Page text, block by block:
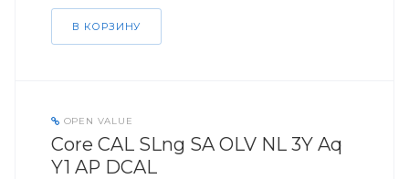
В КОРЗИНУ
OPEN VALUE
Core CAL SLng SA OLV NL 3Y Aq
Y1 AP DCAL